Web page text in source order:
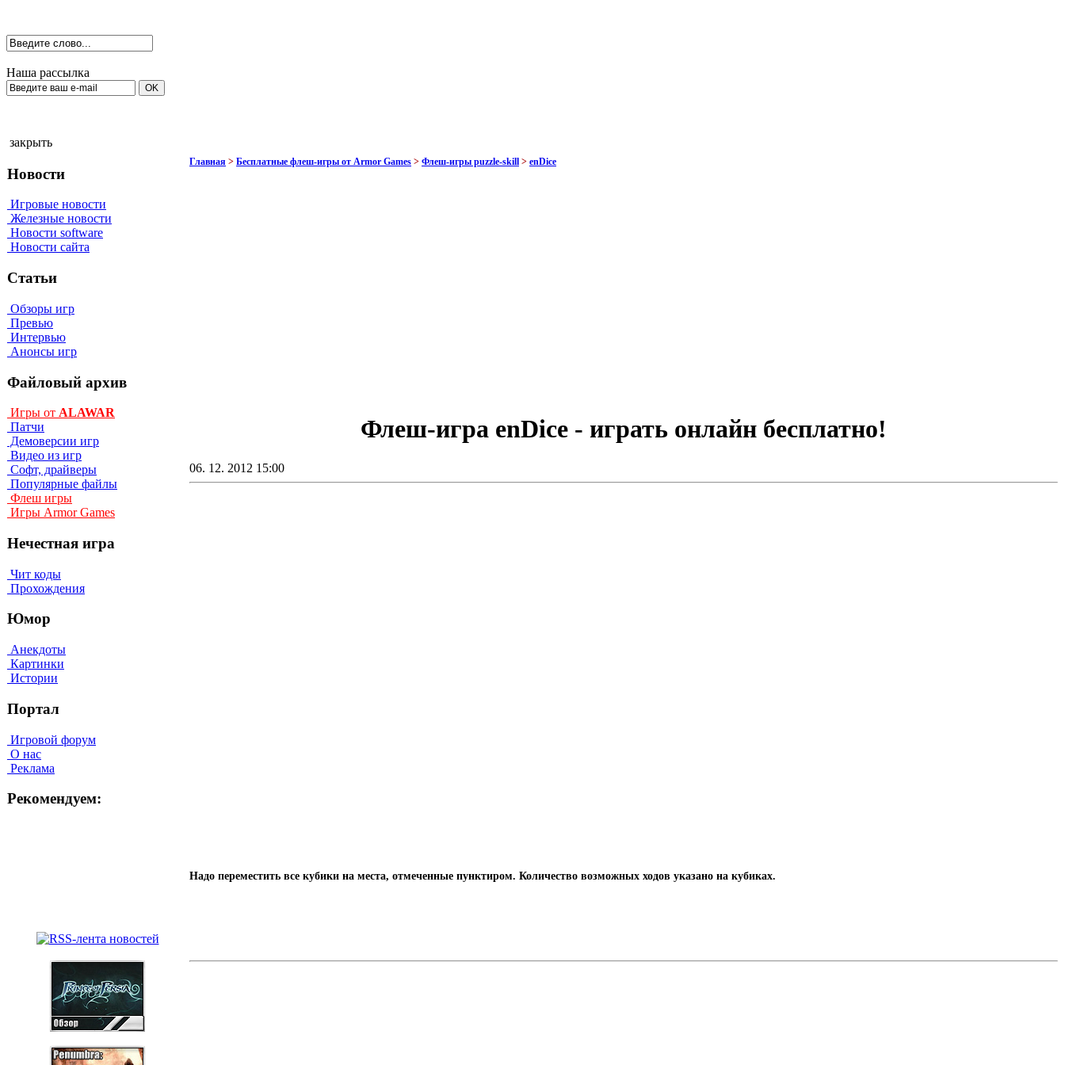
Наша рассылка
закрыть
Новости
Игровые новости
Железные новости
Новости software
Новости сайта
Статьи
Обзоры игр
Превью
Интервью
Анонсы игр
Файловый архив
Игры от ALAWAR
Патчи
Демоверсии игр
Видео из игр
Софт, драйверы
Популярные файлы
Флеш игры
Игры Armor Games
Нечестная игра
Чит коды
Прохождения
Юмор
Анекдоты
Картинки
Истории
Портал
Игровой форум
О нас
Реклама
Рекомендуем:
Главная > Бесплатные флеш-игры от Armor Games > Флеш-игры puzzle-skill > enDice
Флеш-игра enDice - играть онлайн бесплатно!
06. 12. 2012 15:00
Надо переместить все кубики на места, отмеченные пунктиром. Количество возможных ходов указано на кубиках.